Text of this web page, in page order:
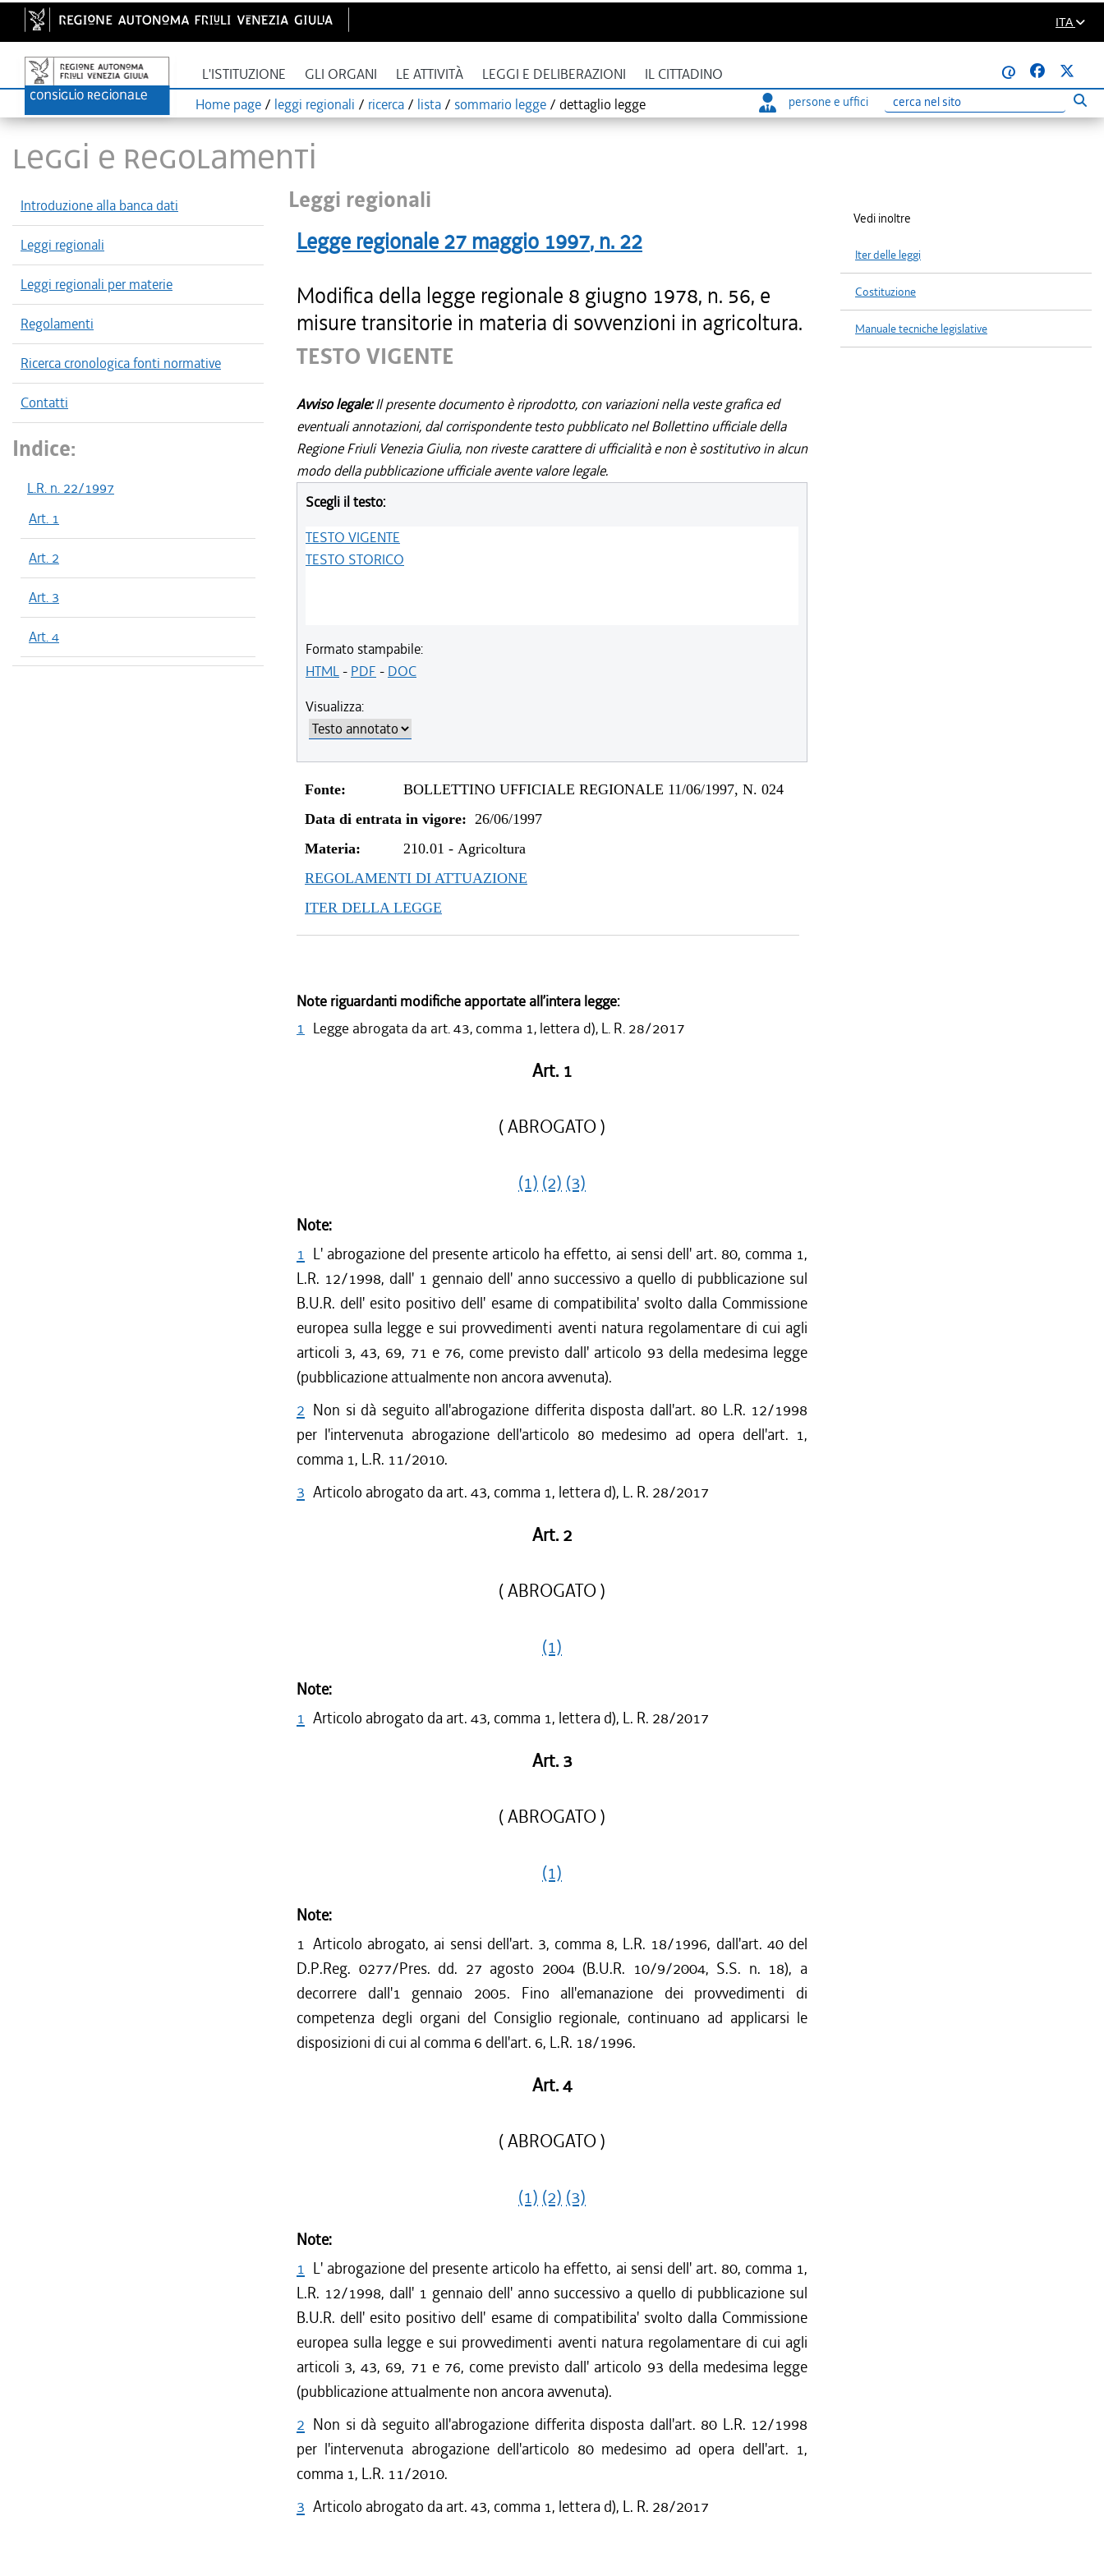
ITA
L'ISTITUZIONE GLI ORGANI LE ATTIVITÀ LEGGI E DELIBERAZIONI IL CITTADINO
@
Home page / leggi regionali / ricerca / lista / sommario legge / dettaglio legge persone e uffici
Ricerca
LEGGI E REGOLAMENTI
Introduzione alla banca dati
Leggi regionali
Leggi regionali per materie
Regolamenti
Ricerca cronologica fonti normative
Contatti
Indice:
L.R. n. 22/1997
Art. 1
Art. 2
Art. 3
Art. 4
Leggi regionali
Legge regionale 27 maggio 1997, n. 22
Modifica della legge regionale 8 giugno 1978, n. 56, e
misure transitorie in materia di sovvenzioni in agricoltura.
TESTO VIGENTE
Avviso legale:Il presente documento è riprodotto, con variazioni nella veste grafica ed
eventuali annotazioni, dal corrispondente testo pubblicato nel Bollettino ufficiale della
Regione Friuli Venezia Giulia, non riveste carattere di ufficialità e non è sostitutivo in alcun
modo della pubblicazione ufficiale avente valore legale.
Scegli il testo:
TESTO VIGENTE
TESTO STORICO
Formato stampabile:
HTML- PDF - DOC
Visualizza:
Fonte:
BOLLETTINO UFFICIALE REGIONALE 11/06/1997, N. 024
Data di entrata in vigore: 26/06/1997
Materia:
210.01 -Agricoltura
REGOLAMENTI DI ATTUAZIONE
ITER DELLA LEGGE
Note riguardanti modifiche apportate all’intera legge:
1 Legge abrogata da art. 43, comma 1, lettera d), L. R. 28/2017
Art. 1
( ABROGATO )
(1) (2) (3)
Note:
1 L' abrogazione del presente articolo ha effetto, ai sensi dell' art. 80, comma 1,
L.R. 12/1998, dall' 1 gennaio dell' anno successivo a quello di pubblicazione sul
B.U.R. dell' esito positivo dell' esame di compatibilita' svolto dalla Commissione
europea sulla legge e sui provvedimenti aventi natura regolamentare di cui agli
articoli 3, 43, 69, 71 e 76, come previsto dall' articolo 93 della medesima legge
(pubblicazione attualmente non ancora avvenuta).
2 Non si dà seguito all'abrogazione differita disposta dall'art. 80 L.R. 12/1998
per l'intervenuta abrogazione dell'articolo 80 medesimo ad opera dell'art. 1,
comma 1, L.R. 11/2010.
3 Articolo abrogato da art. 43, comma 1, lettera d), L. R. 28/2017
Art. 2
( ABROGATO )
(1)
Note:
1 Articolo abrogato da art. 43, comma 1, lettera d), L. R. 28/2017
Art. 3
( ABROGATO )
(1)
Note:
1 Articolo abrogato, ai sensi dell'art. 3, comma 8, L.R. 18/1996, dall'art. 40 del
D.P.Reg. 0277/Pres. dd. 27 agosto 2004 (B.U.R. 10/9/2004, S.S. n. 18), a
decorrere dall'1 gennaio 2005. Fino all'emanazione dei provvedimenti di
competenza degli organi del Consiglio regionale, continuano ad applicarsi le
disposizioni di cui al comma 6 dell'art. 6, L.R. 18/1996.
Art. 4
( ABROGATO )
(1) (2) (3)
Note:
1 L' abrogazione del presente articolo ha effetto, ai sensi dell' art. 80, comma 1,
L.R. 12/1998, dall' 1 gennaio dell' anno successivo a quello di pubblicazione sul
B.U.R. dell' esito positivo dell' esame di compatibilita' svolto dalla Commissione
europea sulla legge e sui provvedimenti aventi natura regolamentare di cui agli
articoli 3, 43, 69, 71 e 76, come previsto dall' articolo 93 della medesima legge
(pubblicazione attualmente non ancora avvenuta).
2 Non si dà seguito all'abrogazione differita disposta dall'art. 80 L.R. 12/1998
per l'intervenuta abrogazione dell'articolo 80 medesimo ad opera dell'art. 1,
comma 1, L.R. 11/2010.
3 Articolo abrogato da art. 43, comma 1, lettera d), L. R. 28/2017
Vedi inoltre
Iter delle leggi
Costituzione
Manuale tecniche legislative